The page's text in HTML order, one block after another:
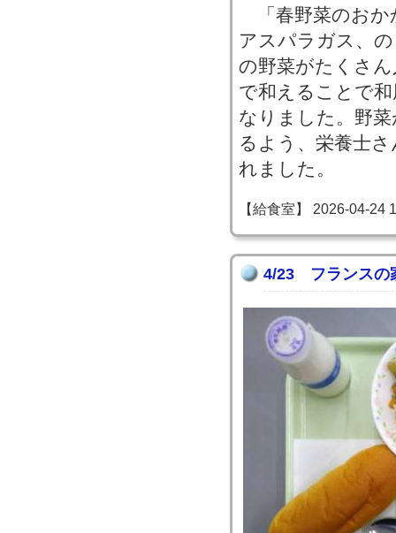
「春野菜のおか
アスパラガス、
の野菜がたくさ
で和えることで
なりました。野
るよう、栄養士
れました。
【給食室】 2026-04-24
4/23 フランスの